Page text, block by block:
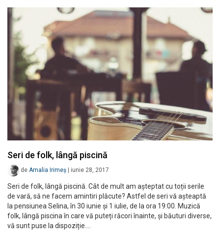
Seri de folk, lângă piscină
de Amalia Irimeș iunie 28, 2017
Seri de folk, lângă piscină. Cât de mult am așteptat cu toții serile
de vară, să ne facem amintiri plăcute? Astfel de seri vă așteaptă
la pensiunea Selina, în 30 iunie și 1 iulie, de la ora 19:00. Muzică
folk, lângă piscina în care vă puteți răcori înainte, și băuturi diverse,
vă sunt puse la dispoziție.…